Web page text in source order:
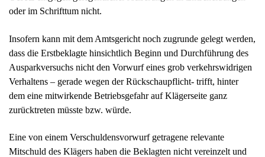
dass die Erstbeklagte hinsichtlich Beginn und Durchführung des
Ausparkversuchs nicht den Vorwurf eines grob verkehrswidrigen
Verhaltens – gerade wegen der Rückschaupflicht- trifft, hinter
dem eine mitwirkende Betriebsgefahr auf Klägerseite ganz
zurücktreten müsste bzw. würde.
Mitschuld des Klägers haben die Beklagten nicht vereinzelt und
präzise vorgetragen, weil sie den gesamten realen Ablauf nicht